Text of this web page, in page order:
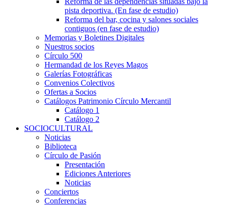
pista deportiva. (En fase de estudio)
Reforma del bar, cocina y salones sociales
contiguos (en fase de estudio)
Memorias y Boletines Digitales
Nuestros socios
Círculo 500
Hermandad de los Reyes Magos
Galerías Fotográficas
Convenios Colectivos
Ofertas a Socios
Catálogos Patrimonio Círculo Mercantil
Catálogo 1
Catálogo 2
SOCIOCULTURAL
Noticias
Biblioteca
Círculo de Pasión
Presentación
Ediciones Anteriores
Noticias
Conciertos
Conferencias